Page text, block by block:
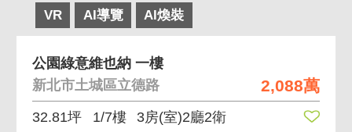
VR AI導覽 AI煥裝
2,088萬
公園綠意維也納 一樓
新北市土城區立德路
32.81坪 1/7樓 3房(室)2廳2衛